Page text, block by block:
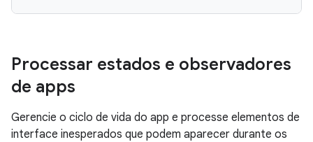
Processar estados e observadores
de apps
Gerencie o ciclo de vida do app e processe elementos de
interface inesperados que podem aparecer durante os